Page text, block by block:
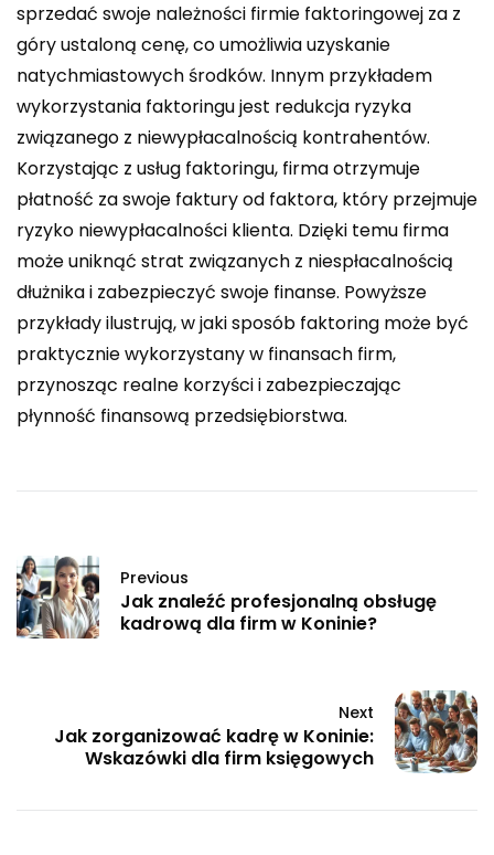
sprzedać swoje należności firmie faktoringowej za z
góry ustaloną cenę, co umożliwia uzyskanie
natychmiastowych środków. Innym przykładem
wykorzystania faktoringu jest redukcja ryzyka
związanego z niewypłacalnością kontrahentów.
Korzystając z usług faktoringu, firma otrzymuje
płatność za swoje faktury od faktora, który przejmuje
ryzyko niewypłacalności klienta. Dzięki temu firma
może uniknąć strat związanych z niespłacalnością
dłużnika i zabezpieczyć swoje finanse. Powyższe
przykłady ilustrują, w jaki sposób faktoring może być
praktycznie wykorzystany w finansach firm,
przynosząc realne korzyści i zabezpieczając
płynność finansową przedsiębiorstwa.
Previous
Jak znaleźć profesjonalną obsługę
kadrową dla firm w Koninie?
Next
Jak zorganizować kadrę w Koninie:
Wskazówki dla firm księgowych